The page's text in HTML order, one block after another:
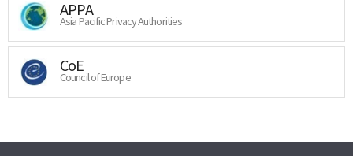
APPA
Asia Pacific Privacy Authorities
CoE
Council of Europe